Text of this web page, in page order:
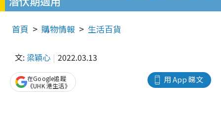
首頁 購物情報 生活百貨
文: 梁穎心 2022.03.13
用 App 睇文
在Google追蹤
《UHK 港生活》